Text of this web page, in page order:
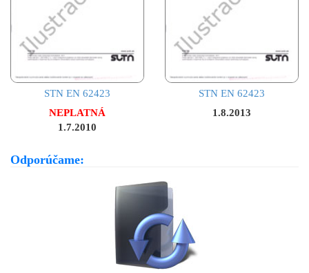
STN EN 62423
NEPLATNÁ
1.7.2010
STN EN 62423
1.8.2013
Odporúčame: